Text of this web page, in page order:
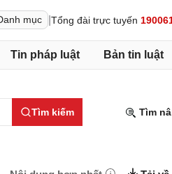
mục Tổng đài trực tuyến
Tin pháp luật Bản tin luật
Tìm kiếm Tìm